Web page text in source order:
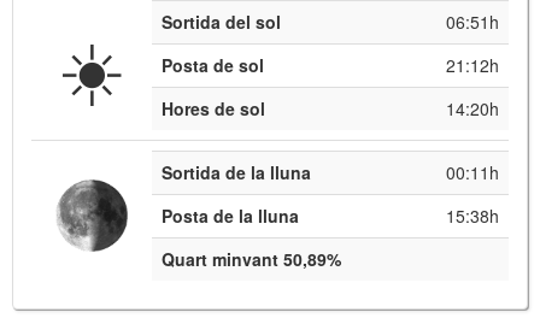
☀️ Sortida del sol
06:51h
Posta de sol
21:12h
Hores de sol
14:20h
Sortida de la lluna
00:11h
Posta de la lluna
15:38h
Quart minvant 50,89%